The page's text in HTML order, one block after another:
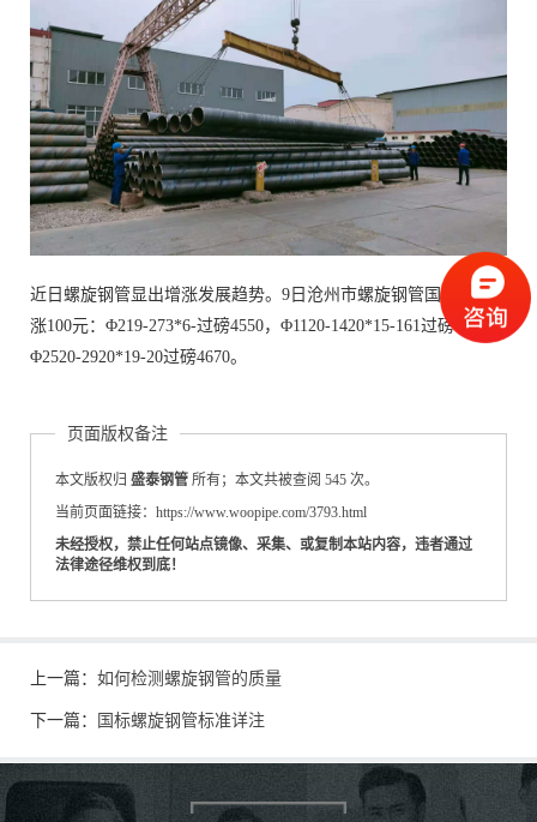
近日螺旋钢管显出增涨发展趋势。9日沧州市螺旋钢管国定价上
涨100元：Φ219-273*6-过磅4550，Φ1120-1420*15-161过磅4470，
Φ2520-2920*19-20过磅4670。
页面版权备注
本文版权归 盛泰钢管 所有；本文共被查阅 545 次。
当前页面链接：https://www.woopipe.com/3793.html
未经授权，禁止任何站点镜像、采集、或复制本站内容，违者通过
法律途径维权到底！
上一篇： 如何检测螺旋钢管的质量
下一篇： 国标螺旋钢管标准详注